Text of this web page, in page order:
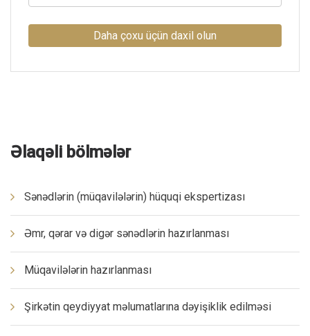
Daha çoxu üçün daxil olun
Əlaqəli bölmələr
Sənədlərin (müqavilələrin) hüquqi ekspertizası
Əmr, qərar və digər sənədlərin hazırlanması
Müqavilələrin hazırlanması
Şirkətin qeydiyyat məlumatlarına dəyişiklik edilməsi